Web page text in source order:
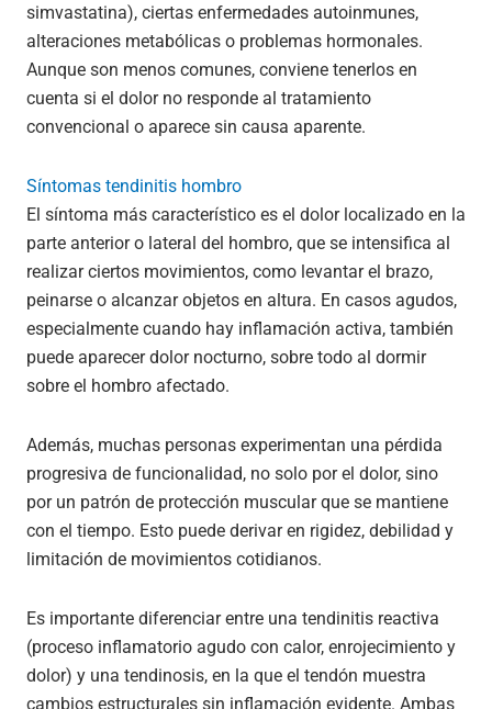
simvastatina), ciertas enfermedades autoinmunes,
alteraciones metabólicas o problemas hormonales.
Aunque son menos comunes, conviene tenerlos en
cuenta si el dolor no responde al tratamiento
convencional o aparece sin causa aparente.
Síntomas tendinitis hombro
El síntoma más característico es el dolor localizado en la
parte anterior o lateral del hombro, que se intensifica al
realizar ciertos movimientos, como levantar el brazo,
peinarse o alcanzar objetos en altura. En casos agudos,
especialmente cuando hay inflamación activa, también
puede aparecer dolor nocturno, sobre todo al dormir
sobre el hombro afectado.
Además, muchas personas experimentan una pérdida
progresiva de funcionalidad, no solo por el dolor, sino
por un patrón de protección muscular que se mantiene
con el tiempo. Esto puede derivar en rigidez, debilidad y
limitación de movimientos cotidianos.
Es importante diferenciar entre una tendinitis reactiva
(proceso inflamatorio agudo con calor, enrojecimiento y
dolor) y una tendinosis, en la que el tendón muestra
cambios estructurales sin inflamación evidente. Ambas